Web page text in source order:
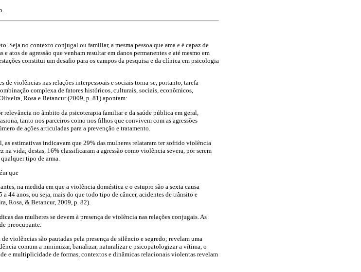
Seja no contexto conjugal ou familiar, a mesma pessoa que ama e é capaz de
atos de agressão que venham resultar em danos permanentes e até mesmo em
constitui um desafio para os campos da pesquisa e da clínica em psicologia
de violências nas relações interpessoais e sociais torna-se, portanto, tarefa
complexa de fatores históricos, culturais, sociais, econômicos,
Rosa e Betancur (2009, p. 81) apontam:
no âmbito da psicoterapia familiar e da saúde pública em geral,
tanto nos parceiros como nos filhos que convivem com as agressões
de ações articuladas para a prevenção e tratamento.
as estimativas indicavam que 29% das mulheres relataram ter sofrido violência
na vida; destas, 16% classificaram a agressão como violência severa, por serem
tipo de arma.
que
na medida em que a violência doméstica e o estupro são a sexta causa
44 anos, ou seja, mais do que todo tipo de câncer, acidentes de trânsito e
Rosa, & Betancur, 2009, p. 82).
das mulheres se devem à presença de violência nas relações conjugais. As
preocupante.
violências são pautadas pela presença de silêncio e segredo; revelam uma
comum a minimizar, banalizar, naturalizar e psicopatologizar a vítima, o
e multiplicidade de formas, contextos e dinâmicas relacionais violentas revelam